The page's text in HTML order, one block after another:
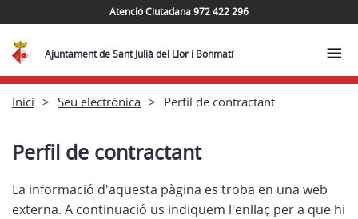
Atenció Ciutadana 972 422 296
Ajuntament de Sant Julià del Llor i Bonmatí
Inici Seu electrònica Perfil de contractant
Perfil de contractant
La informació d'aquesta pàgina es troba en una web
externa. A continuació us indiquem l'enllaç per a que hi